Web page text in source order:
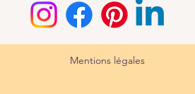
Mentions légales